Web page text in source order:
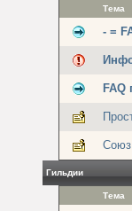
Тема
- =
Гильдии
Тема